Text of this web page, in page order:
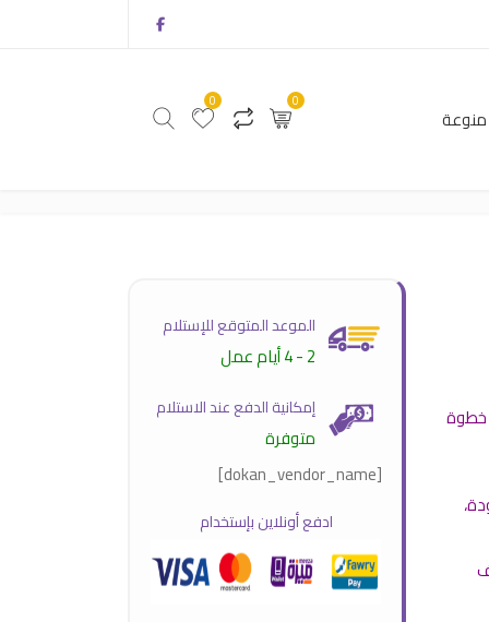
0
0
0
0
الموعد المتوقع للإستلام
2 - 4 أيام عمل
إمكانية الدفع عند الاستلام
متوفرة
[dokan_vendor_name]
ادفع أونلاين بإستخدام